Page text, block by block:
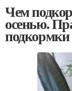
Чем
осенью.
подкормки